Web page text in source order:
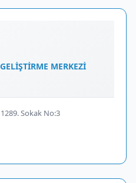
MERKEZİ
Sokak No:3